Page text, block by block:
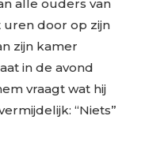
alle ouders van
door op zijn
zijn kamer
in de avond
vraagt wat hij
“Niets”